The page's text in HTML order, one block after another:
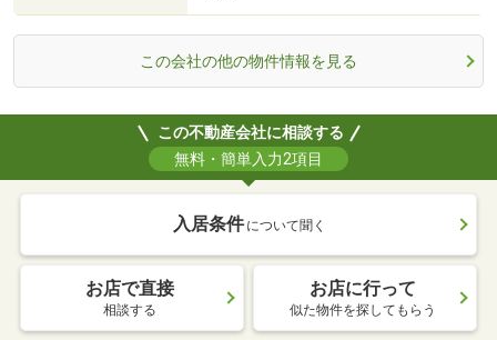
この会社の他の物件情報を見る
この不動産会社に相談する
無料・簡単入力2項目
入居条件 について聞く
お店で直接
相談する
お店に行って
似た物件を探してもらう